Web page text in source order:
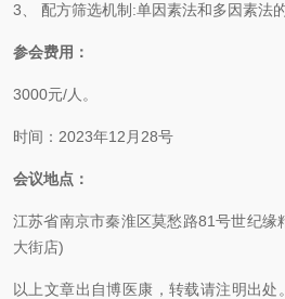
3、 配方筛选机制:单因素法和多因素法
参会费用：
3000元/人。
时间：2023年12月28号
会议地点：
江苏省南京市秦淮区莫愁路81号世纪缘
大街店)
以上文章出自博医康，转载请注明出处